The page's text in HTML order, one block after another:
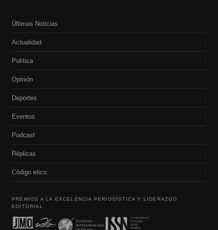
Últimas Noticias ›
Actualidad ›
Política ›
Opinión ›
Deportes ›
Eventos ›
Podcast ›
Réplicas ›
Código etico ›
PREMIOS A LA EXCELENCIA PERIODÍSTICA Y LIDERAZGO
EDITORIAL